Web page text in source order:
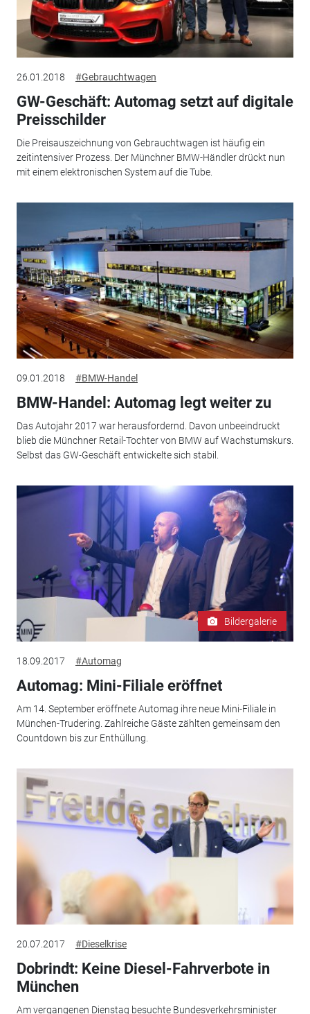
26.01.2018 #Gebrauchtwagen
GW-Geschäft: Automag setzt auf digitale
Preisschilder
Die Preisauszeichnung von Gebrauchtwagen ist häufig ein
zeitintensiver Prozess. Der Münchner BMW-Händler drückt nun
mit einem elektronischen System auf die Tube.
09.01.2018 #BMW-Handel
BMW-Handel: Automag legt weiter zu
Das Autojahr 2017 war herausfordernd. Davon unbeeindruckt
blieb die Münchner Retail-Tochter von BMW auf Wachstumskurs.
Selbst das GW-Geschäft entwickelte sich stabil.
Bildergalerie
18.09.2017 #Automag
Automag: Mini-Filiale eröffnet
Am 14. September eröffnete Automag ihre neue Mini-Filiale in
München-Trudering. Zahlreiche Gäste zählten gemeinsam den
Countdown bis zur Enthüllung.
20.07.2017 #Dieselkrise
Dobrindt: Keine Diesel-Fahrverbote in
München
Am vergangenen Dienstag besuchte Bundesverkehrsminister